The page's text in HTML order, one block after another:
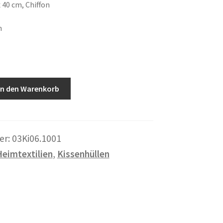
cm, Chiffon
den Warenkorb
03Ki06.1001
, Kissenhüllen